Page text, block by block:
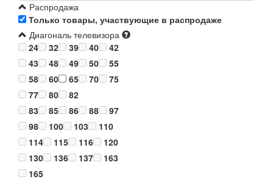
Распродажа
Только товары, участвующие в распродаже
Диагональ телевизора
24
32 39 40
42
43
48 49 50
55
58
60 65 70
75
77
80
82
83
85 86 88
97
98
100 103
110
114
115 116
120
130
136 137
163
165